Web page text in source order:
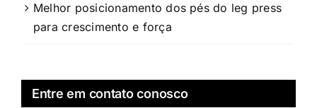
Melhor posicionamento dos pés do leg press
para crescimento e força
Entre em contato conosco